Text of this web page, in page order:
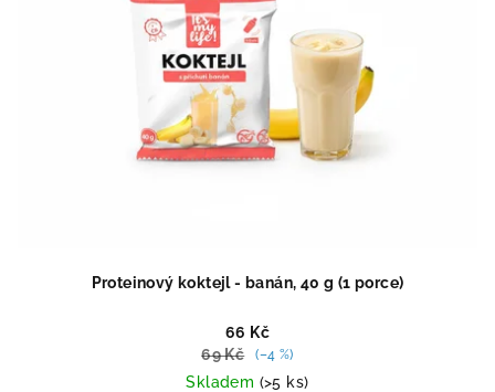
Proteinový koktejl - banán, 40 g (1 porce)
66 Kč
69 Kč
(–4 %)
Skladem (>5 ks)